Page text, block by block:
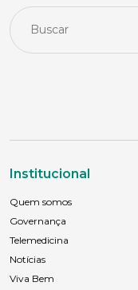
Institucional
Quem somos
Governança
Telemedicina
Notícias
Viva Bem